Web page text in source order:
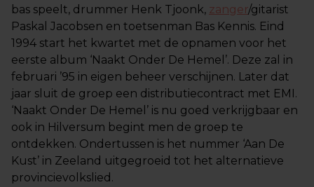
bas speelt, drummer Henk Tjoonk, zanger/gitarist
Paskal Jacobsen en toetsenman Bas Kennis. Eind
1994 start het kwartet met de opnamen voor het
eerste album ‘Naakt Onder De Hemel’. Deze zal in
februari ’95 in eigen beheer verschijnen. Later dat
jaar sluit de groep een distributiecontract met EMI.
‘Naakt Onder De Hemel’ is nu goed verkrijgbaar en
ook in Hilversum begint men de groep te
ontdekken. Ondertussen is het nummer ‘Aan De
Kust’ in Zeeland uitgegroeid tot het alternatieve
provincievolkslied.